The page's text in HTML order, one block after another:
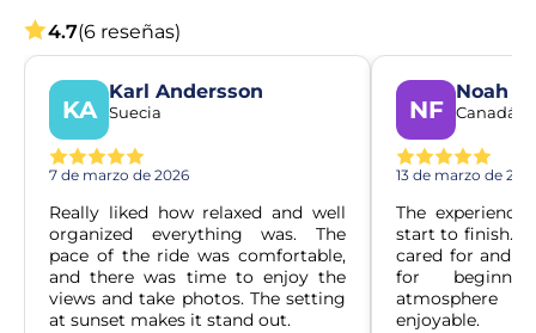
4.7(6 reseñas)
KA
Karl Andersson
Suecia
7 de marzo de 2026
Really liked how relaxed and well
organized everything was. The
pace of the ride was comfortable,
and there was time to enjoy the
views and take photos. The setting
at sunset makes it stand out.
NF
Noah
Canadá
13 de marzo de
The
start to finish.
cared for and
for
enjoyable.